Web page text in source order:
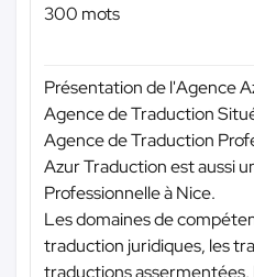
300 mots
Présentation de l'Agence
Agence de Traduction
Agence de Traduction
Azur Traduction est aussi
Professionnelle à Nice.
Les domaines de
traduction juridiques, les
traductions